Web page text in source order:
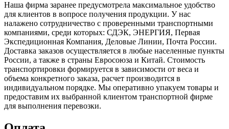
Наша фирма заранее предусмотрела максимальное удобство
для клиентов в вопросе получения продукции. У нас
налажено сотрудничество с проверенными транспортными
компаниями, среди которых: СДЭК, ЭНЕРГИЯ, Первая
Экспедиционная Компания, Деловые Линии, Почта России.
Доставка заказов осуществляется в любые населенные пункты
России, а также в страны Евросоюза и Китай. Стоимость
транспортировки формируется в зависимости от веса и
объема конкретного заказа, расчет производится в
индивидуальном порядке. Мы оперативно упакуем товары и
предоставим их выбранной клиентом транспортной фирме
для выполнения перевозки.